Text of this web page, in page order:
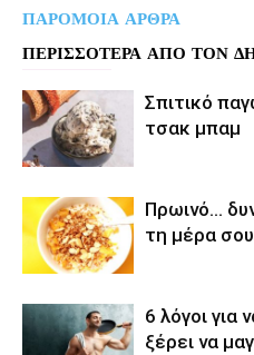
ΠΑΡΟΜΟΙΑ ΑΡΘΡΑ
ΠΕΡΙΣΣΟΤΕΡΑ ΑΠΟ ΤΟΝ
Σπιτικό
τσακ μπαμ
Πρωινό…
τη μέρα
6 λόγοι για
ξέρει να